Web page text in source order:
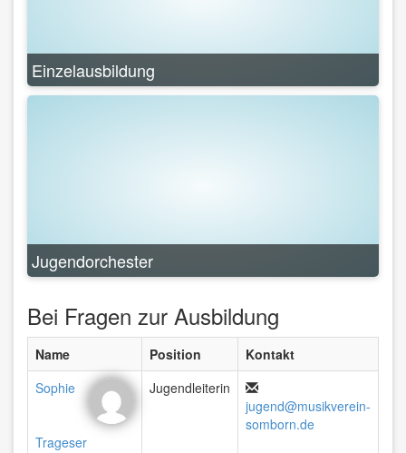
Einzelausbildung
Jugendorchester
Bei Fragen zur Ausbildung
Name Position
Kontakt
Sophie
Trageser
Jugendleiterin
jugend@musikverein-
somborn.de